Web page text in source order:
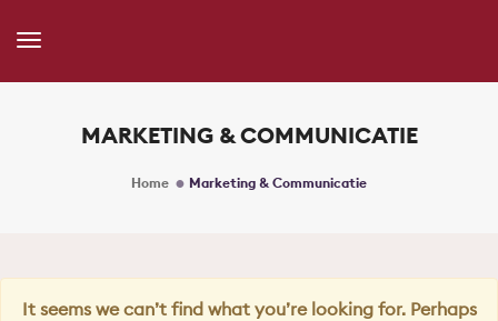
Toggle
MARKETING & COMMUNICATIE
Home Marketing & Communicatie
It seems we can’t find what you’re looking for. Perhaps